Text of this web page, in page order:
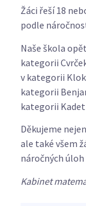
Žáci řeší 18
podle
Naše škola
kategorii
v kategorii
kategorii
kategorii
Děkujeme
ale také všem
náročných
Kabinet